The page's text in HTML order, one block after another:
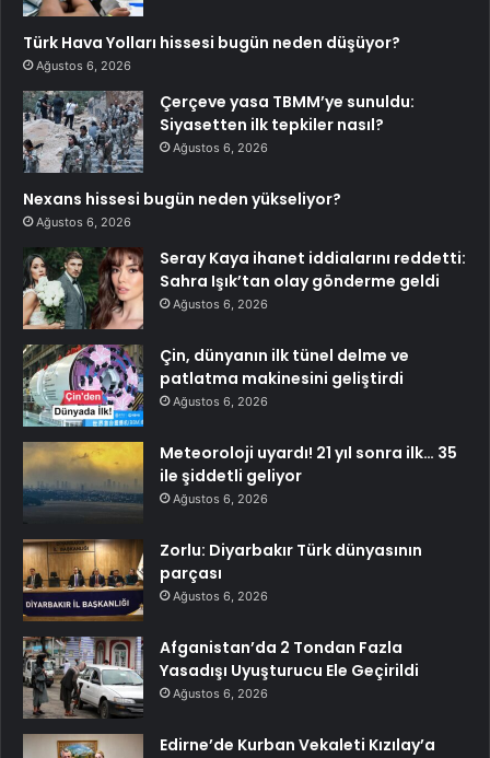
Türk Hava Yolları hissesi bugün neden düşüyor?
Ağustos 6, 2026
Çerçeve yasa TBMM’ye sunuldu:
Siyasetten ilk tepkiler nasıl?
Ağustos 6, 2026
Nexans hissesi bugün neden yükseliyor?
Ağustos 6, 2026
Seray Kaya ihanet iddialarını reddetti:
Sahra Işık’tan olay gönderme geldi
Ağustos 6, 2026
Çin, dünyanın ilk tünel delme ve
patlatma makinesini geliştirdi
Ağustos 6, 2026
Meteoroloji uyardı! 21 yıl sonra ilk… 35
ile şiddetli geliyor
Ağustos 6, 2026
Zorlu: Diyarbakır Türk dünyasının
parçası
Ağustos 6, 2026
Afganistan’da 2 Tondan Fazla
Yasadışı Uyuşturucu Ele Geçirildi
Ağustos 6, 2026
Edirne’de Kurban Vekaleti Kızılay’a